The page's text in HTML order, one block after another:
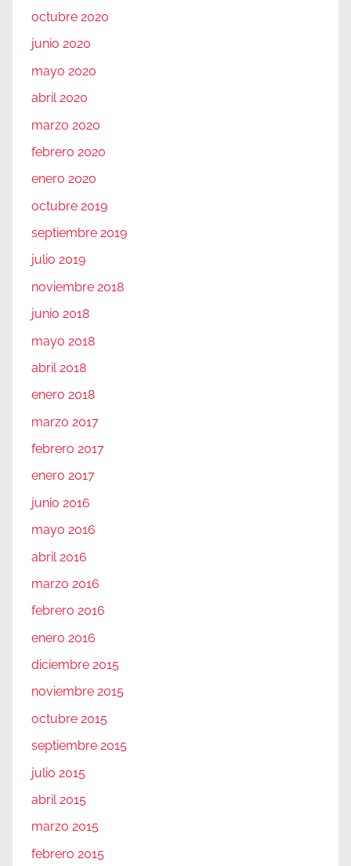
octubre 2020
junio 2020
mayo 2020
abril 2020
marzo 2020
febrero 2020
enero 2020
octubre 2019
septiembre 2019
julio 2019
noviembre 2018
junio 2018
mayo 2018
abril 2018
enero 2018
marzo 2017
febrero 2017
enero 2017
junio 2016
mayo 2016
abril 2016
marzo 2016
febrero 2016
enero 2016
diciembre 2015
noviembre 2015
octubre 2015
septiembre 2015
julio 2015
abril 2015
marzo 2015
febrero 2015